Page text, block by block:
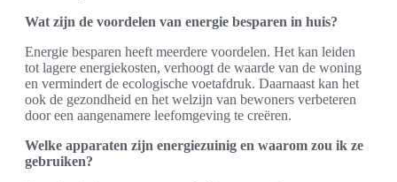
Wat zijn de voordelen van energie besparen in huis?
Energie besparen heeft meerdere voordelen. Het kan leiden
tot lagere energiekosten, verhoogt de waarde van de woning
en vermindert de ecologische voetafdruk. Daarnaast kan het
ook de gezondheid en het welzijn van bewoners verbeteren
door een aangenamere leefomgeving te creëren.
Welke apparaten zijn energiezuinig en waarom zou ik ze
gebruiken?